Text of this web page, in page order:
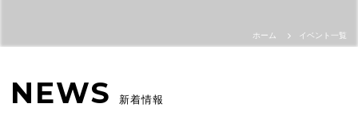
ホーム イベント一覧
NEWS 新着情報